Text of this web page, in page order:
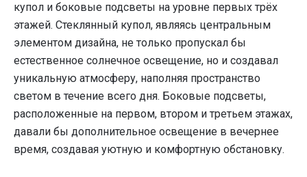
купол и боковые подсветы на уровне первых трёх
этажей. Стеклянный купол, являясь центральным
элементом дизайна, не только пропускал бы
естественное солнечное освещение, но и создавал
уникальную атмосферу, наполняя пространство
светом в течение всего дня. Боковые подсветы,
расположенные на первом, втором и третьем этажах,
давали бы дополнительное освещение в вечернее
время, создавая уютную и комфортную обстановку.